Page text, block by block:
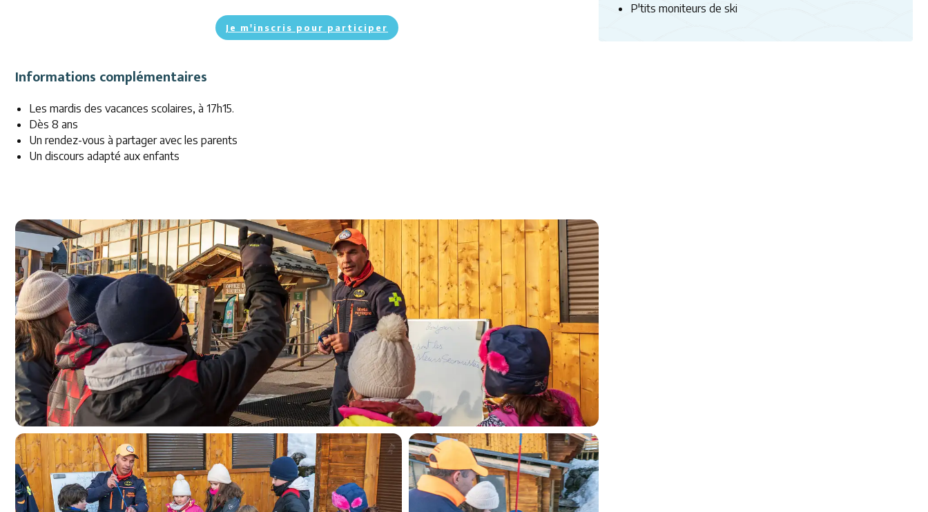
Je m'inscris pour participer
Informations complémentaires
Les mardis des vacances scolaires, à 17h15.
Dès 8 ans
Un rendez-vous à partager avec les parents
Un discours adapté aux enfants
P'tits moniteurs de ski